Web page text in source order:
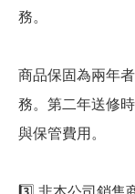
務。
商品保固為兩年
務。第二年送修
與保管費用。